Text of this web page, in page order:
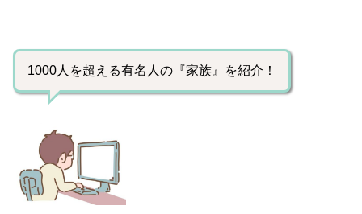
1000人を超える有名人の『家族』を紹介！